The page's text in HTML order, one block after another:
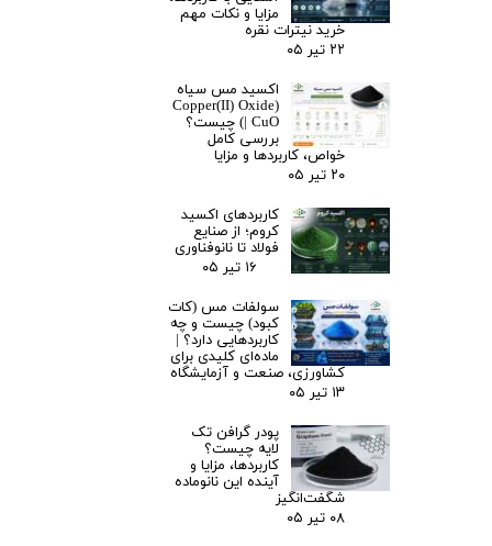
مزایا و نکات مهم
خرید نیترات نقره
۲۲ تیر ۰۵
اکسید مس سیاه
(Copper(II) Oxide
| CuO) چیست؟
بررسی کامل
خواص، کاربردها و مزایا
۲۰ تیر ۰۵
کاربردهای اکسید
کروم؛ از صنایع
فولاد تا نانوفناوری
۱۶ تیر ۰۵
سولفات مس (کات
کبود) چیست و چه
کاربردهایی دارد؟ |
ماده‌ای کلیدی برای
کشاورزی، صنعت و آزمایشگاه
۱۳ تیر ۰۵
پودر گرافن تک
لایه چیست؟
کاربردها، مزایا و
آینده این نانوماده
شگفت‌انگیز
۰۸ تیر ۰۵